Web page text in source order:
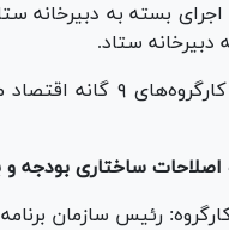
بسته به دبیرخانه
دبیرخانه ستاد.
اسامی
اصلاحات ساختاری بودجه
رئیس سازمان